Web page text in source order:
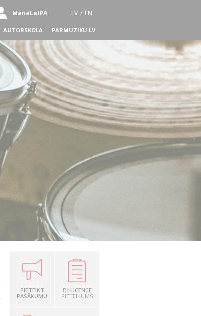
ManaLaIPA LV / EN
AUTORSKOLA PARMUZIKU.LV
PIETEIKT
PASĀKUMU
DJ LICENCE
PIETEIKUMS